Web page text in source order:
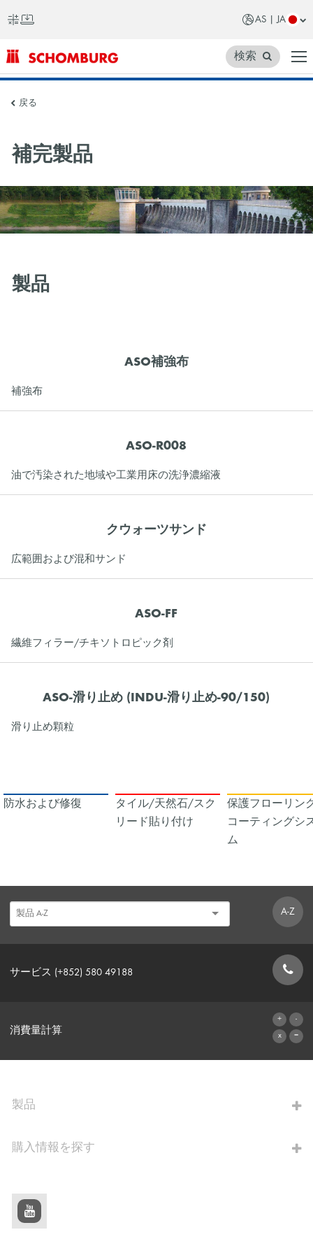
AS | JA
SCHOMBURG
ア
ジ
検索
戻る
補完製品
製品
ASO補強布
補強布
ASO-R008
油で汚染された地域や工業用床の洗浄濃縮液
クウォーツサンド
広範囲および混和サンド
ASO-FF
繊維フィラー/チキソトロピック剤
ASO-滑り止め (INDU-滑り止め-90/150)
滑り止め顆粒
防水および修復
タイル/天然石/スク
リード貼り付け
保護フローリン
コーティングシ
ム
A-Z
サービス (+852) 580 49188
消費量計算
製品
購入情報を探す